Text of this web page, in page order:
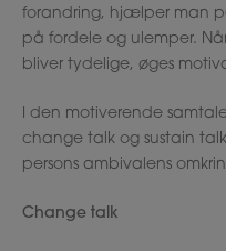
forandring, hjælper man
på fordele og ulemper.
bliver tydelige, øges
I den motiverende
change talk og sustain
persons ambivalens
Change talk